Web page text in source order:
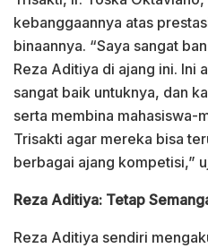
kebanggaannya atas
binaannya. “Saya sangat
Reza Aditiya di ajang ini. Ini
sangat baik untuknya, dan
serta membina mahasiswa-
Trisakti agar mereka bisa
berbagai ajang kompetisi,”
Reza Aditiya: Tetap
Reza Aditiya sendiri